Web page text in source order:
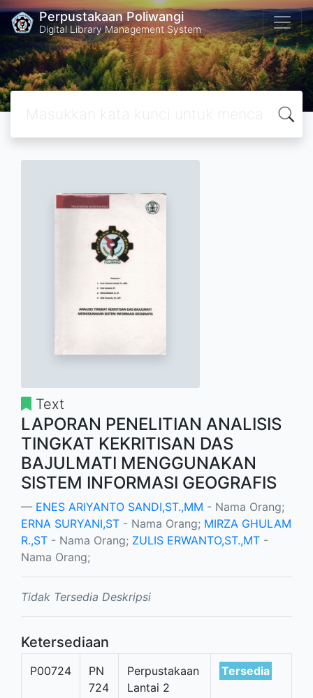
Perpustakaan Poliwangi
Digital Library Management System
Text
LAPORAN PENELITIAN ANALISIS
TINGKAT KEKRITISAN DAS
BAJULMATI MENGGUNAKAN
SISTEM INFORMASI GEOGRAFIS
ENES ARIYANTO SANDI,ST.,MM - Nama Orang;
ERNA SURYANI,ST - Nama Orang; MIRZA GHULAM
R.,ST - Nama Orang; ZULIS ERWANTO,ST.,MT -
Nama Orang;
Tidak Tersedia Deskripsi
Ketersediaan
P00724
PN
724
Perpustakaan
Lantai 2
Tersedia